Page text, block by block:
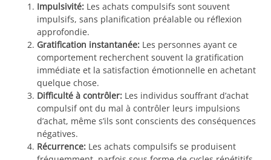
Impulsivité: Les achats compulsifs sont souvent
impulsifs, sans planification préalable ou réflexion
approfondie.
Gratification instantanée: Les personnes ayant ce
comportement recherchent souvent la gratification
immédiate et la satisfaction émotionnelle en achetant
quelque chose.
Difficulté à contrôler: Les individus souffrant d’achat
compulsif ont du mal à contrôler leurs impulsions
d’achat, même s’ils sont conscients des conséquences
négatives.
Récurrence: Les achats compulsifs se produisent